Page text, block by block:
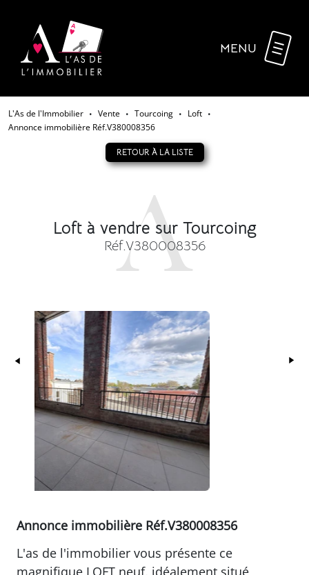
MENU
L'As de l'Immobilier • Vente • Tourcoing • Loft •
Annonce immobilière Réf.V380008356
RETOUR À LA LISTE
Loft à vendre sur Tourcoing
Réf.V380008356
Précédent
Annonce immobilière Réf.V380008356
L'as de l'immobilier vous présente ce
magnifique LOFT neuf, idéalement situé